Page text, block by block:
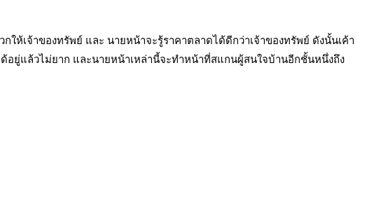
เจ้าของทรัพย์ และ นายหน้าจะรู้ราคาตลาดได้ดีกว่าเจ้าของทรัพย์ ดังนั้นเค้า
อยู่แล้วไม่ยาก และนายหน้าเหล่านี้จะทำหน้าที่สแกนผู้สนใจบ้านอีกชั้นหนึ่งถึง